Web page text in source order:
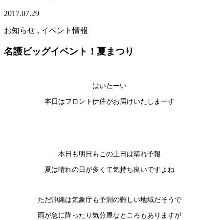
2017.07.29
お知らせ , イベント情報
名護ビッグイベント！夏まつり
はいたーい
本日はフロント伊佐がお届けいたしまーす
本日も明日もこの土日は晴れ予報
夏は晴れの日が多くて気持ち良いですよね
ただ沖縄は気象庁も予測の難しい地域だそうで
雨が急に降ったり気分屋なところもありますが